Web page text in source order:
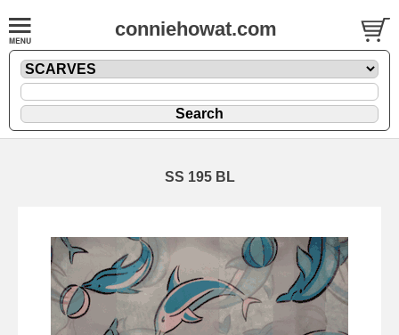
conniehowat.com
SS 195 BL